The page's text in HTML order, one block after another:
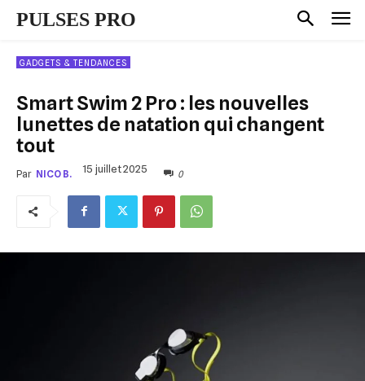
PULSES PRO
GADGETS & TENDANCES
Smart Swim 2 Pro : les nouvelles
lunettes de natation qui changent
tout
Par NICO B. 15 juillet 2025 0